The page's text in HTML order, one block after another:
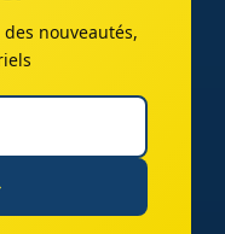
nouveautés,